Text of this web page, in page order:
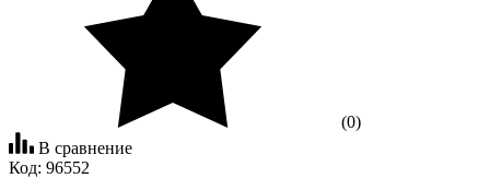
(0)
В сравнение
Код: 96552